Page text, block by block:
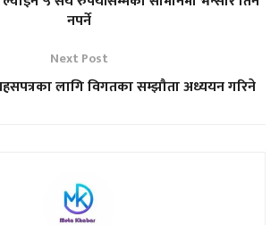
नपर्ने
Next Post
लागि विगतका सम्झौता अध्ययन गरिने